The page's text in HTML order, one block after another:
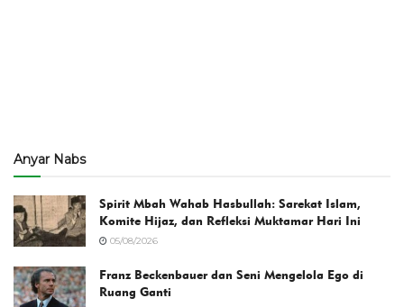
Anyar Nabs
Spirit Mbah Wahab Hasbullah: Sarekat Islam,
Komite Hijaz, dan Refleksi Muktamar Hari Ini
05/08/2026
Franz Beckenbauer dan Seni Mengelola Ego di
Ruang Ganti